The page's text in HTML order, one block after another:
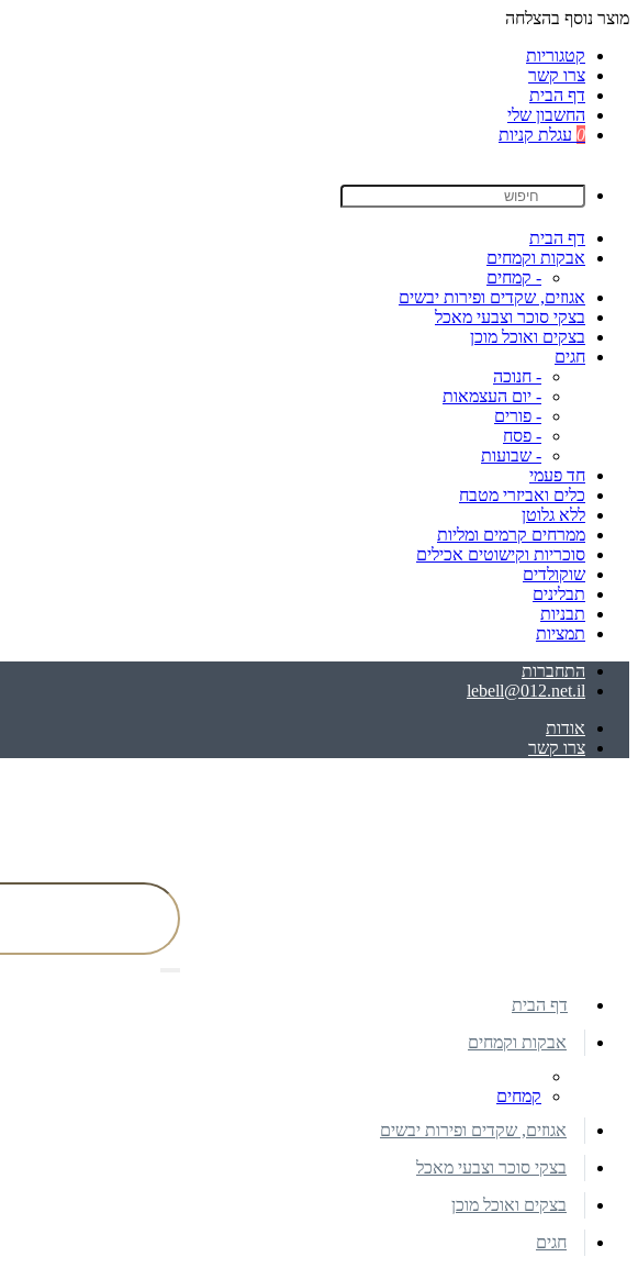
מוצר נוסף בהצלחה
קטגוריות
צרו קשר
דף הבית
החשבון שלי
0 עגלת קניות
דף הבית
אבקות וקמחים
- קמחים
אגוזים, שקדים ופירות יבשים
בצקי סוכר וצבעי מאכל
בצקים ואוכל מוכן
חגים
- חנוכה
- יום העצמאות
- פורים
- פסח
- שבועות
חד פעמי
כלים ואביזרי מטבח
ללא גלוטן
ממרחים קרמים ומליות
סוכריות וקישוטים אכילים
שוקולדים
תבלינים
תבניות
תמציות
התחברות
lebell@012.net.il
אודות
צרו קשר
דף הבית
אבקות וקמחים
קמחים
אגוזים, שקדים ופירות יבשים
בצקי סוכר וצבעי מאכל
בצקים ואוכל מוכן
חגים